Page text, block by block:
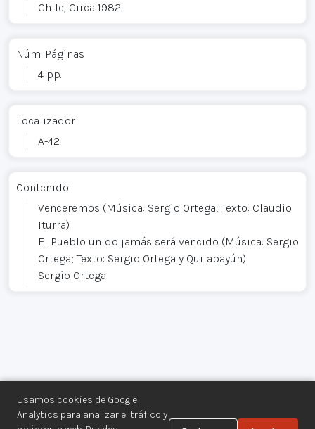
Usamos cookies de Google
Analytics para analizar el tráfico y
Chile, Circa 1982.
Núm. Páginas
4 pp.
Localizador
A-42
Contenido
Venceremos (Música: Sergio Ortega; Texto: Claudio
Iturra)
El Pueblo unido jamás será vencido (Música: Sergio
Ortega; Texto: Sergio Ortega y Quilapayún)
Sergio Ortega